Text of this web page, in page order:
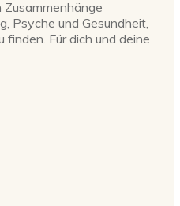
Psyche und Gesundheit,
finden. Für dich und deine